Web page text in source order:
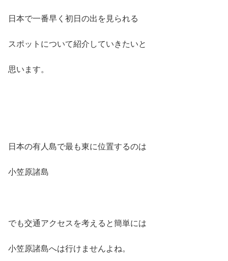
日本で一番早く初日の出を見られる
スポットについて紹介していきたいと
思います。
日本の有人島で最も東に位置するのは
小笠原諸島
でも交通アクセスを考えると簡単には
小笠原諸島へは行けませんよね。